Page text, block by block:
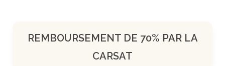
REMBOURSEMENT DE 70% PAR LA
CARSAT